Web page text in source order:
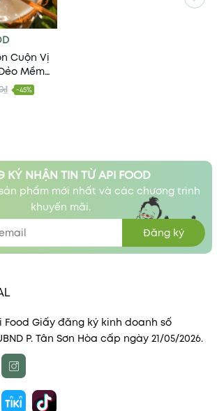
Cuộn Vị
Mềm,
Cưỡng
-45%
KÝ NHẬN TIN TỪ API FOOD
phẩm mới nhất và các chương trình
khuyến mãi.
Đăng ký
Food Giấy đăng ký kinh doanh số
P. Tân Sơn Hòa cấp ngày 21/05/2026.